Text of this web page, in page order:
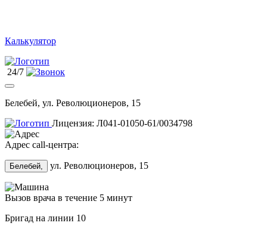
Калькулятор
24/7
Белебей, ул. Революционеров, 15
Лицензия: Л041-01050-61/0034798
Адрес call-центра:
Белебей, ул. Революционеров, 15
Вызов врача в течение 5 минут
Бригад на линии 10